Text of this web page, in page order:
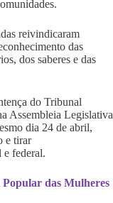
reivindicaram
das
dos saberes e das
do Tribunal
Assembleia Legislativa
dia 24 de abril,
e tirar
e federal.
das Mulheres